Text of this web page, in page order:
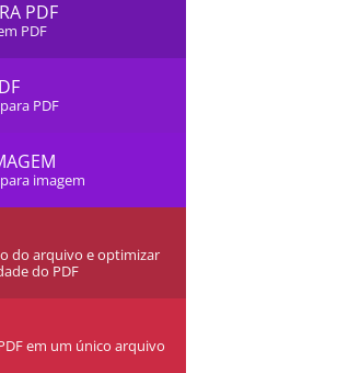
PDF
PDF
PDF
imagem
do arquivo e optimizar
do PDF
em um único arquivo